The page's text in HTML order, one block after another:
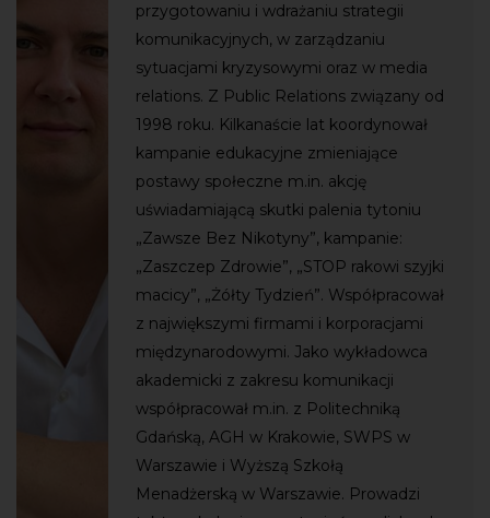
przygotowaniu i wdrażaniu strategii
komunikacyjnych, w zarządzaniu
sytuacjami kryzysowymi oraz w media
relations. Z Public Relations związany od
1998 roku. Kilkanaście lat koordynował
kampanie edukacyjne zmieniające
postawy społeczne m.in. akcję
uświadamiającą skutki palenia tytoniu
„Zawsze Bez Nikotyny”, kampanie:
„Zaszczep Zdrowie”, „STOP rakowi szyjki
macicy”, „Żółty Tydzień”. Współpracował
z największymi firmami i korporacjami
międzynarodowymi. Jako wykładowca
akademicki z zakresu komunikacji
współpracował m.in. z Politechniką
Gdańską, AGH w Krakowie, SWPS w
Warszawie i Wyższą Szkołą
Menadżerską w Warszawie. Prowadzi